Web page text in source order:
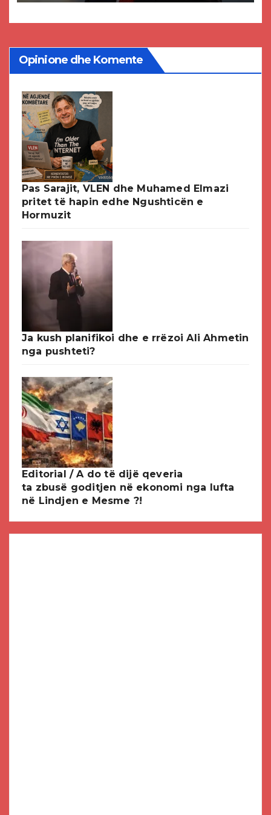
DPMNE-së
Opinione dhe Komente
Pas Sarajit, VLEN dhe Muhamed Elmazi
pritet të hapin edhe Ngushticën e
Hormuzit
Ja kush planifikoi dhe e rrëzoi Ali Ahmetin
nga pushteti?
Editorial / A do të dijë qeveria
ta zbusë goditjen në ekonomi nga lufta
në Lindjen e Mesme ?!